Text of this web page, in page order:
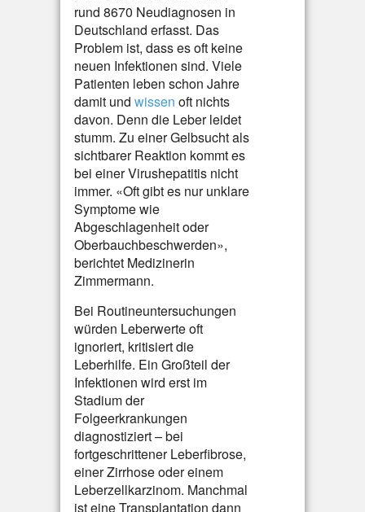
rund 8670 Neudiagnosen in
Deutschland erfasst. Das
Problem ist, dass es oft keine
neuen Infektionen sind. Viele
Patienten leben schon Jahre
damit und wissen oft nichts
davon. Denn die Leber leidet
stumm. Zu einer Gelbsucht als
sichtbarer Reaktion kommt es
bei einer Virushepatitis nicht
immer. «Oft gibt es nur unklare
Symptome wie
Abgeschlagenheit oder
Oberbauchbeschwerden»,
berichtet Medizinerin
Zimmermann.
Bei Routineuntersuchungen
würden Leberwerte oft
ignoriert, kritisiert die
Leberhilfe. Ein Großteil der
Infektionen wird erst im
Stadium der
Folgeerkrankungen
diagnostiziert – bei
fortgeschrittener Leberfibrose,
einer Zirrhose oder einem
Leberzellkarzinom. Manchmal
ist eine Transplantation dann